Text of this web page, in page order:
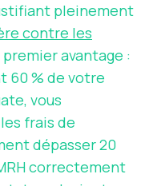
pleinement
contre les
avantage :
60 % de votre
vous
frais de
dépasser 20
correctement